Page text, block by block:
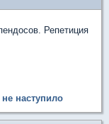
Репетиция
наступило